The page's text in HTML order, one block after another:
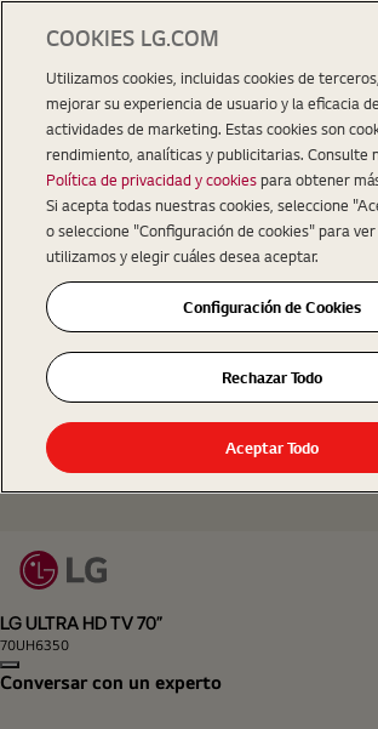
LG ULTRA HD TV 70"
70UH6350
Copy model name
Conversar con un experto
COOKIES LG.COM
Utilizamos cookies, incluidas cookies de
mejorar su experiencia de usuario y la eficacia
actividades de marketing. Estas cookies son
rendimiento, analíticas y publicitarias. Consulte
Política de privacidad y cookiespara obtener
Si acepta todas nuestras cookies, seleccione
o seleccione "Configuración de cookies" para
utilizamos y elegir cuáles desea aceptar.
Configuración de Cookies
Rechazar Todo
Aceptar Todo